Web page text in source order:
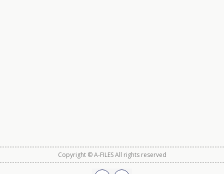
Copyright © A-FILES All rights reserved